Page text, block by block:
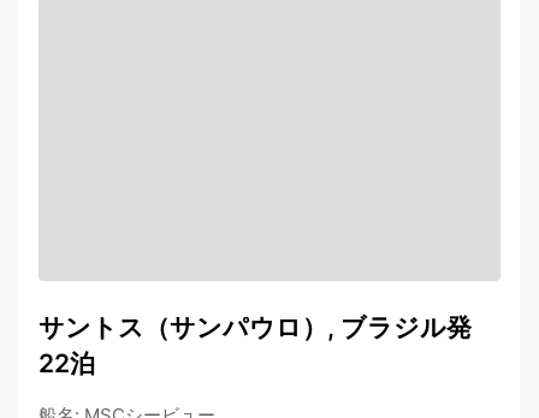
サントス（サンパウロ）, ブラジル発
22泊